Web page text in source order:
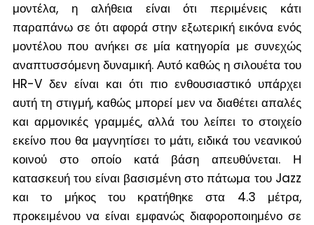
μοντέλα, η αλήθεια είναι ότι περιμένεις κάτι
παραπάνω σε ότι αφορά στην εξωτερική εικόνα ενός
μοντέλου που ανήκει σε μία κατηγορία με συνεχώς
αναπτυσσόμενη δυναμική. Αυτό καθώς η σιλουέτα του
HR-V δεν είναι και ότι πιο ενθουσιαστικό υπάρχει
αυτή τη στιγμή, καθώς μπορεί μεν να διαθέτει απαλές
και αρμονικές γραμμές, αλλά του λείπει το στοιχείο
εκείνο που θα μαγνητίσει το μάτι, ειδικά του νεανικού
κοινού στο οποίο κατά βάση απευθύνεται. Η
κατασκευή του είναι βασισμένη στο πάτωμα του Jazz
και το μήκος του κρατήθηκε στα 4.3 μέτρα,
προκειμένου να είναι εμφανώς διαφοροποιημένο σε